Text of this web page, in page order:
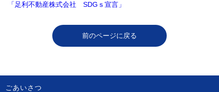
「足利不動産株式会社 SDGｓ宣言」
前のページに戻る
ごあいさつ